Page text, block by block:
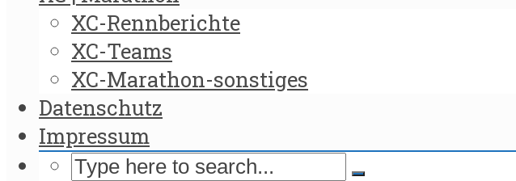
XC-Rennberichte
XC-Teams
XC-Marathon-sonstiges
Datenschutz
Impressum